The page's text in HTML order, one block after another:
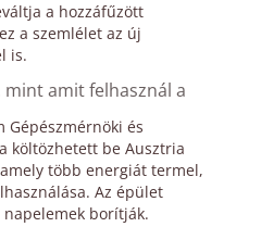
a hozzáfűzött
a szemlélet az új
is.
amit felhasznál a
Gépészmérnöki és
költözhetett be Ausztria
több energiát termel,
Az épület
borítják.